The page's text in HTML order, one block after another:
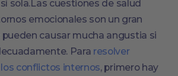
sola.Las cuestiones de salud
emocionales son un gran
causar mucha angustia si
Para resolver
conflictos internos, primero hay